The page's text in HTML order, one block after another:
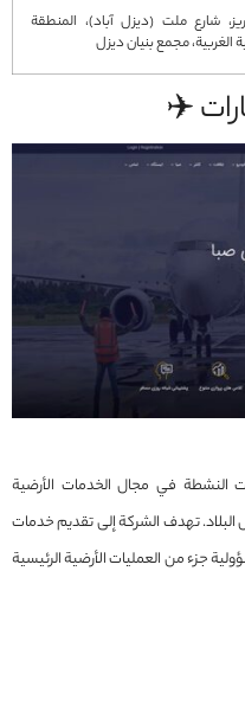
شارع ملت (ديزل آباد)، المنطقة
الغربية، مجمع بنيان ديزل
✈️
النشطة في مجال الخدمات الأرضية
تهدف الشركة إلى تقديم خدمات
جزء من العمليات الأرضية الرئيسية